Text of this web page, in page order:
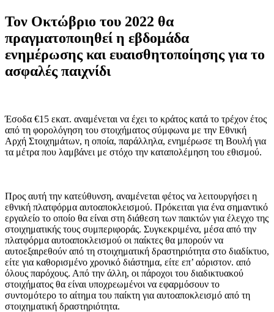
Τον Οκτώβριο του 2022 θα
πραγματοποιηθεί η εβδομάδα
ενημέρωσης και ευαισθητοποίησης για το
ασφαλές παιχνίδι
Έσοδα €15 εκατ. αναμένεται να έχει το κράτος κατά το τρέχον έτος
από τη φορολόγηση του στοιχήματος σύμφωνα με την Εθνική
Αρχή Στοιχημάτων, η οποία, παράλληλα, ενημέρωσε τη Βουλή για
τα μέτρα που λαμβάνει με στόχο την καταπολέμηση του εθισμού.
Προς αυτή την κατεύθυνση, αναμένεται φέτος να λειτουργήσει η
εθνική πλατφόρμα αυτοαποκλεισμού. Πρόκειται για ένα σημαντικό
εργαλείο το οποίο θα είναι στη διάθεση των παικτών για έλεγχο της
στοιχηματικής τους συμπεριφοράς. Συγκεκριμένα, μέσα από την
πλατφόρμα αυτοαποκλεισμού οι παίκτες θα μπορούν να
αυτοεξαιρεθούν από τη στοιχηματική δραστηριότητα στο διαδίκτυο,
είτε για καθορισμένο χρονικό διάστημα, είτε επ’ αόριστον. από
όλους παρόχους. Από την άλλη, οι πάροχοι του διαδικτυακού
στοιχήματος θα είναι υποχρεωμένοι να εφαρμόσουν το
συντομότερο το αίτημα του παίκτη για αυτοαποκλεισμό από τη
στοιχηματική δραστηριότητα.